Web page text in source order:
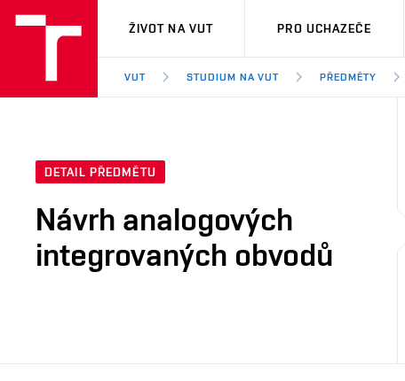
VUT
ŽIVOT NA VUT PRO UCHAZEČE
VUT STUDIUM NA VUT PŘEDMĚTY
DETAIL PŘEDMĚTU
Návrh analogových
integrovaných obvodů